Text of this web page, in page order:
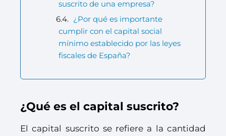
suscrito de una empresa?
¿Por qué es importante
cumplir con el capital social
mínimo establecido por las leyes
fiscales de España?
¿Qué es el capital suscrito?
El capital suscrito se refiere a la cantidad